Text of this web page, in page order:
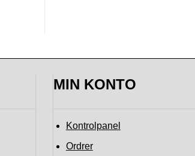
MIN KONTO
Kontrolpanel
Ordrer